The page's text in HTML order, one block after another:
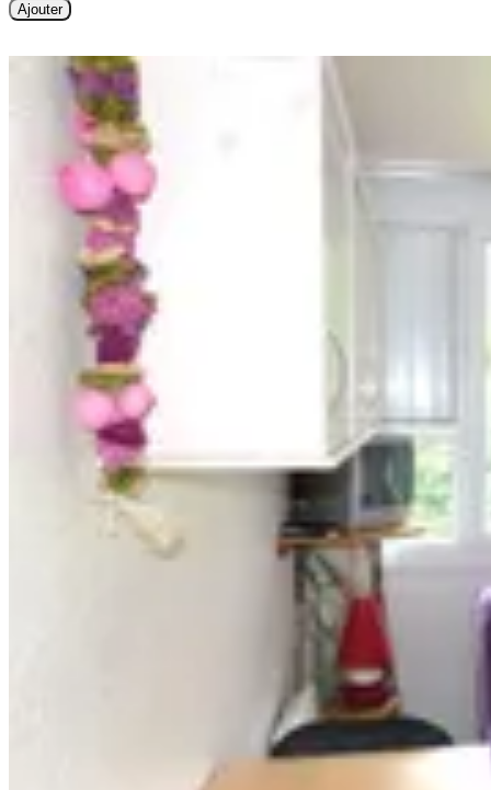
Ajouter